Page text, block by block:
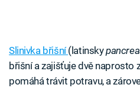
Slinivka břišní(latinsky
břišní a zajišťuje dvě naprosto
pomáhá trávit potravu, a